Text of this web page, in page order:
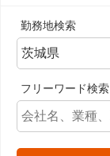
勤務地検索
フリーワード検索